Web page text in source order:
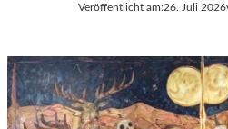
Veröffentlicht am:26. Juli 2026